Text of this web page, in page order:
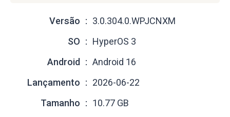
Versão
3.0.304.0.WPJCNXM
SO
HyperOS 3
Android
Android 16
Lançamento
2026-06-22
Tamanho
10.77 GB